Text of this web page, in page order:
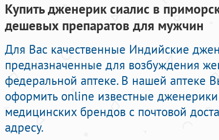
Купить дженерик сиалис в
дешевых препаратов для мужчин
Для Вас качественные Индийские
предназначенные для возбуждения
федеральной аптеке. В нашей аптеке
оформить online известные
медицинских брендов с почтовой
адресу.